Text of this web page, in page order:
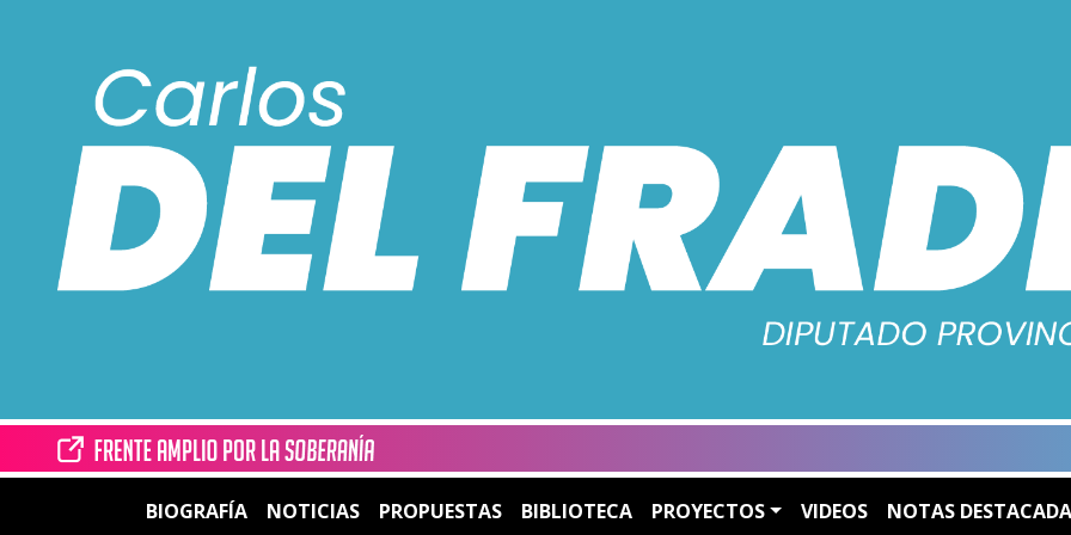
BIOGRAFÍA NOTICIAS PROPUESTAS BIBLIOTECA PROYECTOS VIDEOS NOTAS